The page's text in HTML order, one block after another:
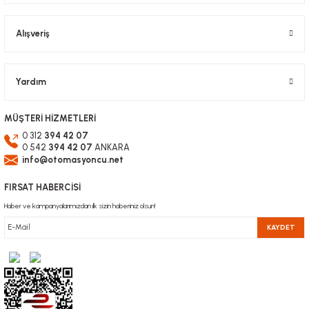
Alışveriş
Yardım
MÜŞTERİ HİZMETLERİ
0 312 394 42 07
0 542 394 42 07 ANKARA
info@otomasyoncu.net
FIRSAT HABERCİSİ
Haber ve kampanyalarımızdan ilk sizin haberiniz olsun!
KAYDET